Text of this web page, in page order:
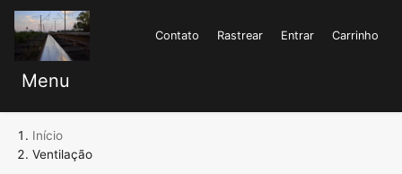
Contato Rastrear Entrar Carrinho
Menu
Início
Ventilação